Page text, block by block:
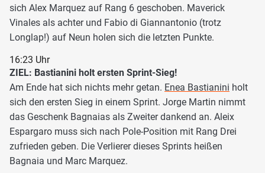
sich Alex Marquez auf Rang 6 geschoben. Maverick
Vinales als achter und Fabio di Giannantonio (trotz
Longlap!) auf Neun holen sich die letzten Punkte.
16:23 Uhr
ZIEL: Bastianini holt ersten Sprint-Sieg!
Am Ende hat sich nichts mehr getan. Enea Bastianini holt
sich den ersten Sieg in einem Sprint. Jorge Martin nimmt
das Geschenk Bagnaias als Zweiter dankend an. Aleix
Espargaro muss sich nach Pole-Position mit Rang Drei
zufrieden geben. Die Verlierer dieses Sprints heißen
Bagnaia und Marc Marquez.